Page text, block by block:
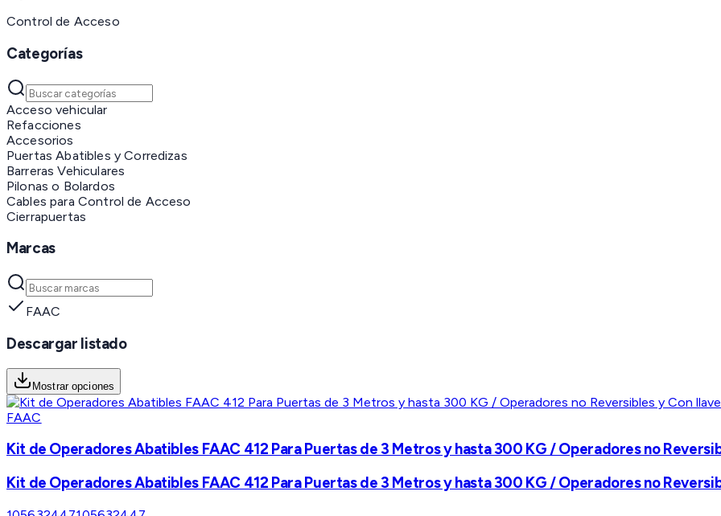
Control de Acceso
Categorías
Acceso vehicular
Refacciones
Accesorios
Puertas Abatibles y Corredizas
Barreras Vehiculares
Pilonas o Bolardos
Cables para Control de Acceso
Cierrapuertas
Marcas
FAAC
Descargar listado
Mostrar opciones
FAAC
Kit de Operadores Abatibles FAAC 412 Para Puertas de 3 Metros y hasta 300 KG / Operadores no
Kit de Operadores Abatibles FAAC 412 Para Puertas de 3 Metros y hasta 300 KG / Operadores no